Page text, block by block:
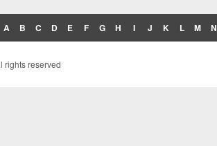
A B C D E F G H I J K L M N
rights reserved